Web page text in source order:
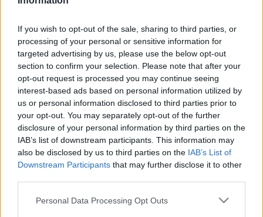
If you wish to opt-out of the sale, sharing to third parties, or
processing of your personal or sensitive information for
targeted advertising by us, please use the below opt-out
section to confirm your selection. Please note that after your
opt-out request is processed you may continue seeing
interest-based ads based on personal information utilized by
us or personal information disclosed to third parties prior to
your opt-out. You may separately opt-out of the further
disclosure of your personal information by third parties on the
IAB’s list of downstream participants. This information may
also be disclosed by us to third parties on the IAB’s List of
Downstream Participants that may further disclose it to other
Please note that this website/app uses one or more Google
Personal Data Processing Opt Outs
mivel egyrészt alig várja, hogy hozzákezdjen az íráshoz,
másrészt azonban "az egésznek vége lesz, és nemigen
tudom elképzelni az életet Harry nélkül".
J.K. Rowlingtalányos utalást tesz ugyanakkor arra, hogy
esetleg nem derül minden rejtélyre fény a hetedik Potter
végén sem. Mint írja, alig várja, hogy elmesélhesse a sztori
utolsó részét, és megválaszoljon minden kérdést, de "vajon
meg fogom-e válaszolni valaha is az összes kérdést?